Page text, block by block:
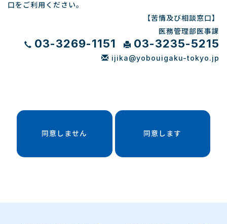
口をご利用ください。
【苦情及び相談窓口】
医務管理部医事課
03-3269-1151 03-3235-5215
ijika@yobouigaku-tokyo.jp
同意しません 同意します